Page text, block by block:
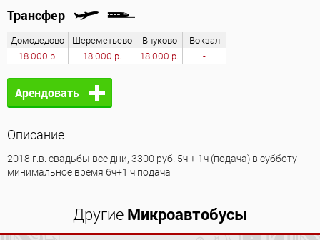
Трансфер
Домодедово Шереметьево Внуково
Вокзал
18 000 р.
18 000 р. 18 000 р. -
Арендовать
Описание
2018 г.в. свадьбы все дни, 3300 руб. 5ч + 1ч (подача) в субботу
минимальное время 6ч+1 ч подача
Другие Микроавтобусы